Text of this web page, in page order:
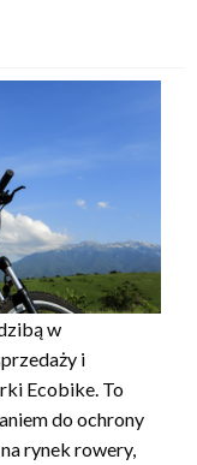
w
i
Ecobike. To
do ochrony
rynek rowery,